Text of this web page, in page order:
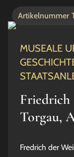
Artikelnummer
MUSEALE
Friedrich
Torgau,
Fredrich der